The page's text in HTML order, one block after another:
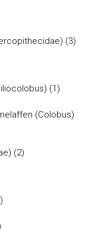
(3)
(1)
(Colobus)
(2)